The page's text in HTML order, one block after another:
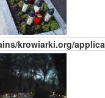
krowiarki.org/